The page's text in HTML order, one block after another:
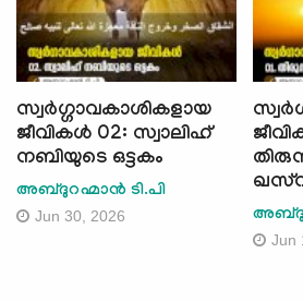
സ്വര്‍ഗ്ഗാവകാശികളായ
ജീവികള്‍ 02: സ്വാലിഹ്
നബിയുടെ ഒട്ടകം
അബ്ദുറഹ്മാന്‍ ടി.പി
Jun 30, 2026
Jun